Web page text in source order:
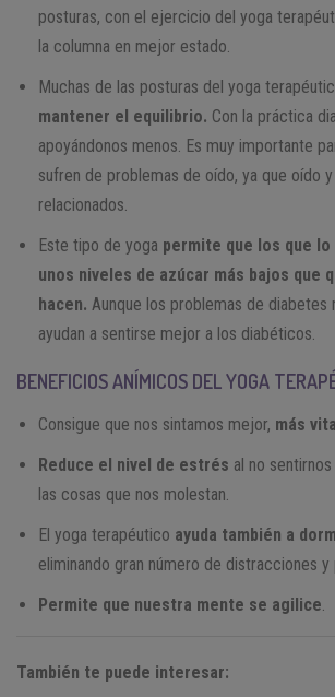
posturas, con el ejercicio del yoga
la columna en mejor estado.
Muchas de las posturas del yoga
mantener el equilibrio. Con la práctica
apoyándonos menos. Es muy importante
sufren de problemas de oído, ya que oído
relacionados.
Este tipo de yoga permite que los que
unos niveles de azúcar más bajos que
hacen. Aunque los problemas de diabetes
ayudan a sentirse mejor a los diabéticos.
BENEFICIOS ANÍMICOS DEL YOGA
Consigue que nos sintamos mejor, más
Reduce el nivel de estrés al no
las cosas que nos molestan.
El yoga terapéutico ayuda también a
eliminando gran número de distracciones
Permite que nuestra mente se agilice.
También te puede interesar: